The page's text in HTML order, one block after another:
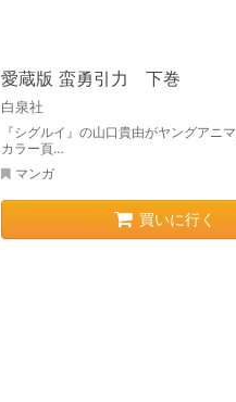
愛蔵版 蛮勇引力 下巻
白泉社
『シグルイ』の山口貴由がヤングア
カラー頁…
マンガ
買いに行く